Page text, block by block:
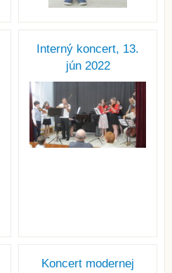
Interný koncert, 13.
jún 2022
Koncert modernej